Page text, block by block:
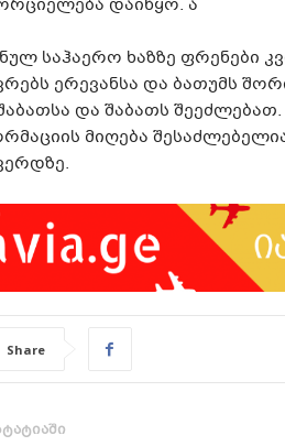
დაიწყო. ა
საჰაერო ხაზზე ფრენები
ერევანსა და ბათუმს
და შაბათს
მიღება
Share